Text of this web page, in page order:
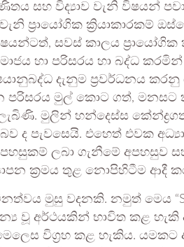
සහ විද්‍යාව වැනි විෂයන්
ප්‍රායෝගික ක්‍රියාකාරකම්
සවස් කාලය
හා පරිසරය හා බද්ධ කරමින්
දැනුම ප්‍රවර්ධනය
මුල් කොට ගත්, මනසට
මුලින් හන්දෙස්ස
බව ද පැවසෙයි. එහෙත් එවක
ලබා ගැනීමේ අපහසුව
ක්‍රමය තුළ නොපිහිටීම ආදී
මුසු වදනකි. නමුත් මෙය
වූ අර්ථයකින් භාවිත කළ
විග්‍රහ කළ හැකිය.